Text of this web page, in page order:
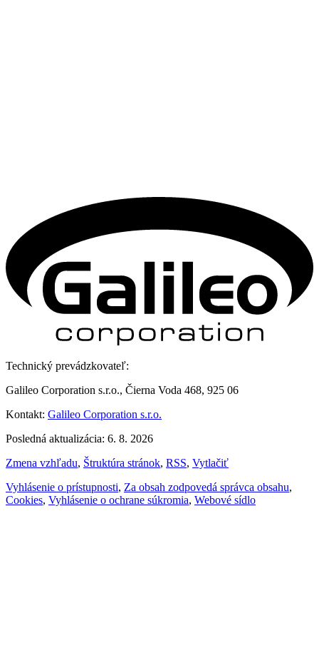
Technický prevádzkovateľ:
Galileo Corporation s.r.o., Čierna Voda 468, 925 06
Kontakt: Galileo Corporation s.r.o.
Posledná aktualizácia: 6. 8. 2026
Zmena vzhľadu, Štruktúra stránok, RSS, Vytlačiť
Vyhlásenie o prístupnosti, Za obsah zodpovedá správca obsahu,
Cookies, Vyhlásenie o ochrane súkromia, Webové sídlo